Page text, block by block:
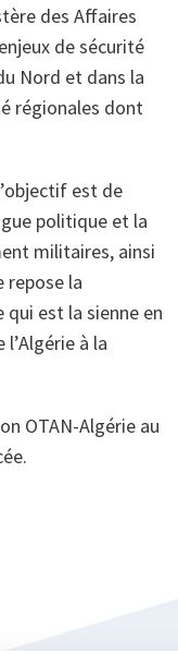
des Affaires
de sécurité
Nord et dans la
régionales dont
est de
politique et la
militaires, ainsi
repose la
est la sienne en
à la
OTAN-Algérie au